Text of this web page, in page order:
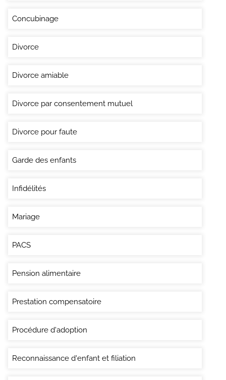
Concubinage
Divorce
Divorce amiable
Divorce par consentement mutuel
Divorce pour faute
Garde des enfants
Infidélités
Mariage
PACS
Pension alimentaire
Prestation compensatoire
Procédure d'adoption
Reconnaissance d'enfant et filiation